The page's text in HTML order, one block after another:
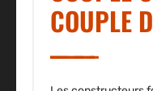
COUPLE